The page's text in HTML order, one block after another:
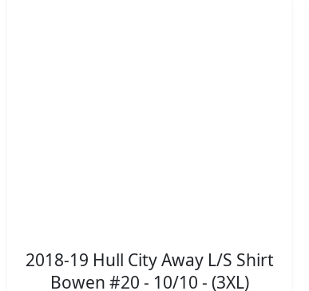
2018-19 Hull City Away L/S Shirt
Bowen #20 - 10/10 - (3XL)